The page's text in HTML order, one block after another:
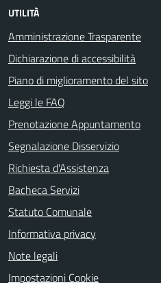
UTILITÀ
Amministrazione Trasparente
Dichiarazione di accessibilità
Piano di miglioramento del sito
Leggi le FAQ
Prenotazione Appuntamento
Segnalazione Disservizio
Richiesta d'Assistenza
Bacheca Servizi
Statuto Comunale
Informativa privacy
Note legali
Impostazioni Cookie